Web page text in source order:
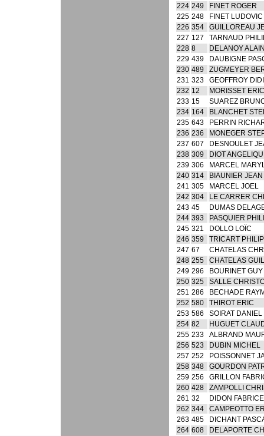
224 249
FINET ROGER
225 248
FINET LUDOVIC
226 354
GUILLOREAU
227 127
TARNAUD
228 8
DELANOY
229 439
DAUBIGNE
230 489
ZUGMEYER
231 323
GEOFFROY
232 12
MORISSET ERIC
233 15
SUAREZ
234 164
BLANCHET
235 643
PERRIN
236 236
MONEGER
237 607
DESNOULET
238 309
DIOT
239 306
MARCEL
240 314
BIAUNIER
241 305
MARCEL JOEL
242 304
LE CARRER
243 45
DUMAS
244 393
PASQUIER
245 321
DOLLO LOÏC
246 359
TRICART
247 67
CHATELAS
248 255
CHATELAS
249 296
BOURINET GUY
250 325
SALLE
251 286
BECHADE
252 580
THIROT ERIC
253 586
SOIRAT DANIEL
254 82
HUGUET
255 233
ALBRAND
256 523
DUBIN MICHEL
257 252
POISSONNET
258 348
GOURDON
259 256
GRILLON
260 428
ZAMPOLLI
261 32
DIDON FABRICE
262 344
CAMPEOTTO
263 485
DICHANT
264 608
DELAPORTE